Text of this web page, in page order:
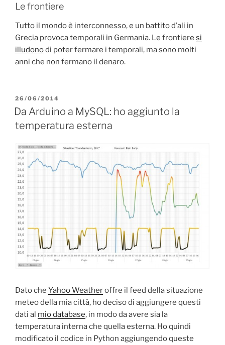
Le frontiere
Tutto il mondo è interconnesso, e un battito d’ali in
Grecia provoca temporali in Germania. Le frontiere si
illudonodi poter fermare i temporali, ma sono molti
anni che non fermano il denaro.
PUBBLICATO
IL
26/06/2014
Da Arduino a MySQL: ho aggiunto la
temperatura esterna
Dato che Yahoo Weatheroffre il feed della situazione
meteo della mia città, ho deciso di aggiungere questi
dati al mio database, in modo da avere sia la
temperatura interna che quella esterna. Ho quindi
modificato il codice in Python aggiungendo queste